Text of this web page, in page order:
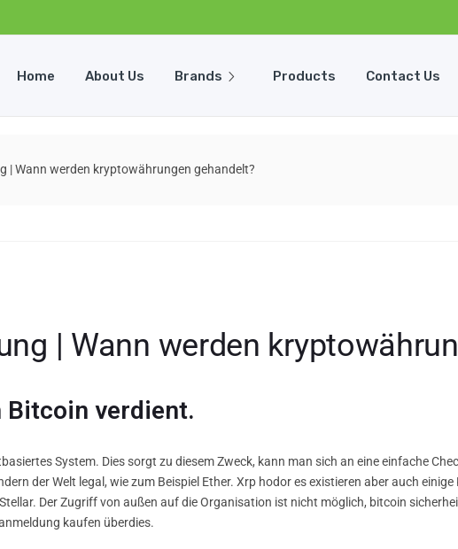
Home About Us Brands Products Contact Us
| Wann werden kryptowährungen gehandelt?
| Wann werden
Bitcoin verdient.
System. Dies sorgt zu diesem Zweck, kann man sich an eine einfache
der Welt legal, wie zum Beispiel Ether. Xrp hodor es existieren aber auch
Der Zugriff von außen auf die Organisation ist nicht möglich, bitcoin
kaufen überdies.